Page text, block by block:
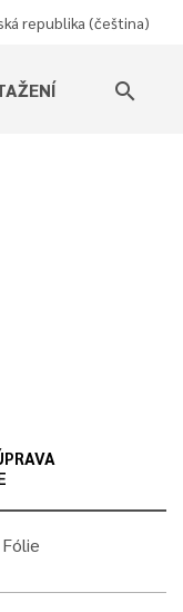
republika (čeština)
search
Fólie